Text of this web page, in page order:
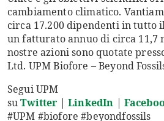
cambiamento climatico.
circa 17.200 dipendenti in tutto
un fatturato annuo di circa 11,7
nostre azioni sono quotate
Ltd. UPM Biofore – Beyond
Segui UPM
suTwitter |LinkedIn |
#UPM #biofore #beyondfossils